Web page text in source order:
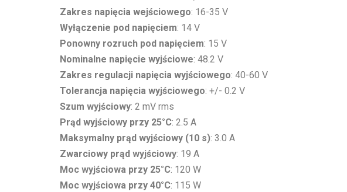
Zakres napięcia wejściowego: 16-35 V
Wyłączenie pod napięciem: 14 V
Ponowny rozruch pod napięciem: 15 V
Nominalne napięcie wyjściowe: 48.2 V
Zakres regulacji napięcia wyjściowego: 40-60 V
Tolerancja napięcia wyjściowego: +/- 0.2 V
Szum wyjściowy: 2 mV rms
Prąd wyjściowy przy 25°C: 2.5 A
Maksymalny prąd wyjściowy (10 s): 3.0 A
Zwarciowy prąd wyjściowy: 19 A
Moc wyjściowa przy 25°C: 120 W
Moc wyjściowa przy 40°C: 115 W